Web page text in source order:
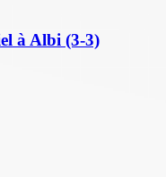
à Albi (3-3)